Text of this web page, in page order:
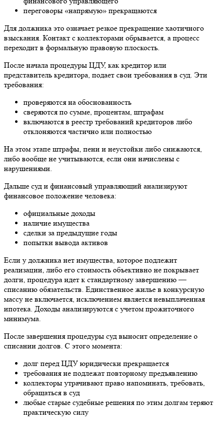
переговоры «напрямую» прекращаются
Для должника это означает резкое прекращение хаотичного
взыскания. Контакт с коллекторами обрывается, а процесс
переходит в формальную правовую плоскость.
После начала процедуры ЦДУ, как кредитор или
представитель кредитора, подает свои требования в суд. Эти
требования:
проверяются на обоснованность
сверяются по сумме, процентам, штрафам
включаются в реестр требований кредиторов либо
отклоняются частично или полностью
На этом этапе штрафы, пени и неустойки либо снижаются,
либо вообще не учитываются, если они начислены с
нарушениями.
Дальше суд и финансовый управляющий анализируют
финансовое положение человека:
официальные доходы
наличие имущества
сделки за предыдущие годы
попытки вывода активов
Если у должника нет имущества, которое подлежит
реализации, либо его стоимость объективно не покрывает
долги, процедура идет к стандартному завершению —
списанию обязательств. Единственное жилье в конкурсную
массу не включается, исключением является невыплаченная
ипотека. Доходы анализируются с учетом прожиточного
минимума.
После завершения процедуры суд выносит определение о
списании долгов. С этого момента:
долг перед ЦДУ юридически прекращается
требования не подлежат повторному предъявлению
коллекторы утрачивают право напоминать, требовать,
обращаться в суд
любые старые судебные решения по этим долгам теряют
практическую силу